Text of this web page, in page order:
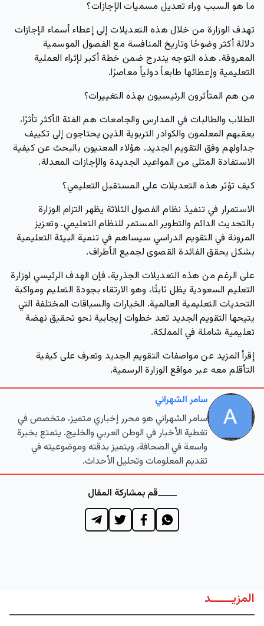
ما هو السبب وراء تعديل مسميات الإجازات؟
تهدف الوزارة من خلال هذه التعديلات إلى إعطاء أسماء الإجازات
دلالة أكثر وضوحًا وتاريخ المنافسة مع الفصول الموسمية
المعروفة. هذه التوجه يندرج ضمن خطة أكبر لإثراء العملية
التعليمية وإعطائها طابعاً دولياً معاصرًا.
من هم المتأثرون الرئيسيون بهذه التغييرات؟
الطلاب والطالبات في المدارس والجامعات هم الفئة الأكثر تأثرًا،
يعقبهم المعلمون والكوادر التربوية الذين يحتاجون إلى تكييف
جداولهم وفق التقويم الجديد. هؤلاء المعنيون بالبحث عن كيفية
الاستفادة المثلى من المواعيد الجديدة والإجازات المعدلة.
كيف تؤثر هذه التعديلات على المستقبل التعليمي؟
الاستمرار في تنفيذ نظام الفصول الثلاثة يظهر التزام الوزارة
بالتحديث الدائم والتطوير المستمر للنظام التعليمي. وتعزيز
المرونة في التقويم الدراسي سيساهم في تنمية البيئة التعليمية
بشكل يحقق الفائدة القصوى لجميع الأطراف.
على الرغم من هذه التعديلات الجذرية، فإن الهدف الرئيسي لوزارة
التعليم السعودية يظل ثابتًا، وهو الارتقاء بجودة التعليم ومواكبة
التحديات التعليمية العالمية. الخيارات والسياقات المختلفة التي
يتيحها التقويم الجديد تعد خطوات إيجابية نحو تحقيق نهضة
تعليميةشاملة في المملكة.
إقرأ المزيد عن مواصفات التقويم الجديد وتعرف على كيفية
التأقلم معه عبر مواقع الوزارة الرسمية.
سامر الشهراني
سامر الشهراني هو محرر إخباري متميز، متخصص في
تغطية الأخبار في الوطن العربي والخليج. يتمتع بخبرة
واسعة في الصحافة، ويتميز بدقته وموضوعيته في
تقديم المعلومات وتحليل الأحداث.
قم بمشاركة المقال
المزيــــــد